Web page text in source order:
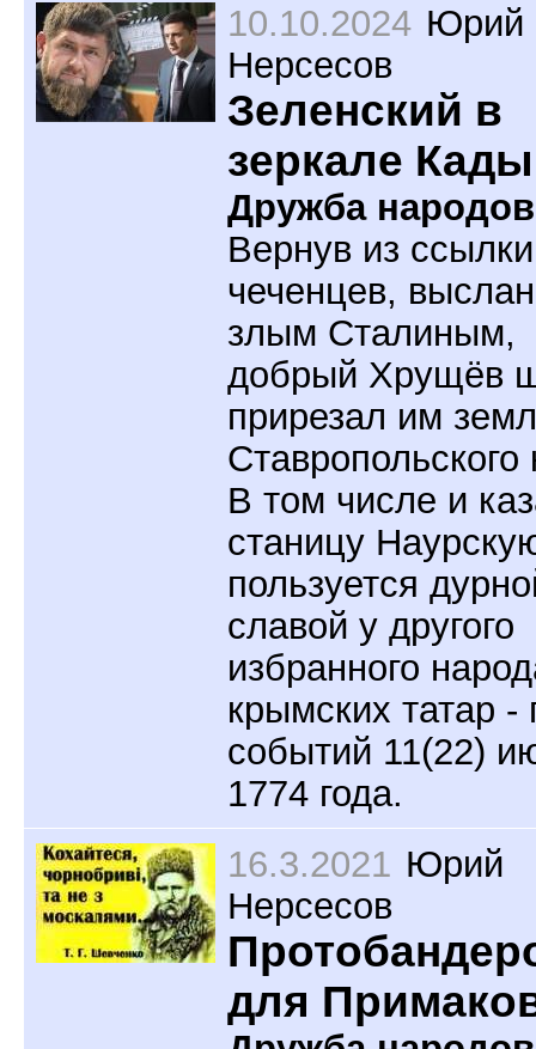
10.10.2024 Юрий
Нерсесов
Зеленский в
зеркале
Дружба
Вернув из ссылки
чеченцев,
злым Сталиным,
добрый Хрущёв
прирезал им
Ставропольского
В том числе и
станицу
пользуется
славой у другого
избранного
крымских татар -
событий 11(22)
1774 года.
16.3.2021 Юрий
Нерсесов
для